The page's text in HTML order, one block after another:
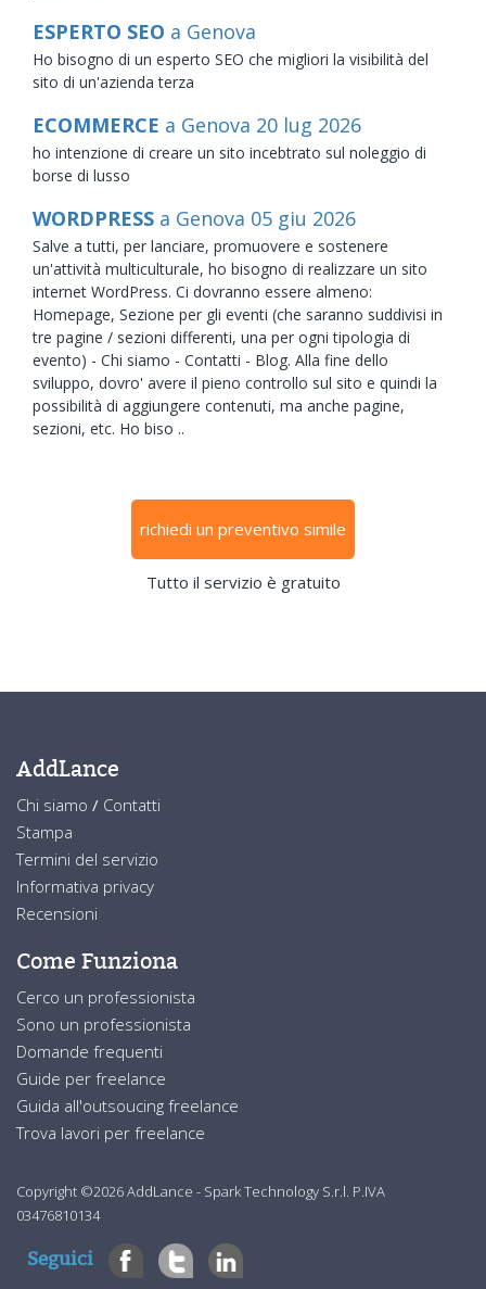
ESPERTO SEO a Genova
Ho bisogno di un esperto SEO che migliori la visibilità del
sito di un'azienda terza
ECOMMERCE a Genova 20 lug 2026
ho intenzione di creare un sito incebtrato sul noleggio di
borse di lusso
WORDPRESS a Genova 05 giu 2026
Salve a tutti, per lanciare, promuovere e sostenere
un'attività multiculturale, ho bisogno di realizzare un sito
internet WordPress. Ci dovranno essere almeno:
Homepage, Sezione per gli eventi (che saranno suddivisi in
tre pagine / sezioni differenti, una per ogni tipologia di
evento) - Chi siamo - Contatti - Blog. Alla fine dello
sviluppo, dovro' avere il pieno controllo sul sito e quindi la
possibilità di aggiungere contenuti, ma anche pagine,
sezioni, etc. Ho biso ..
richiedi un preventivo simile
Tutto il servizio è gratuito
AddLance
Chi siamo / Contatti
Stampa
Termini del servizio
Informativa privacy
Recensioni
Come Funziona
Cerco un professionista
Sono un professionista
Domande frequenti
Guide per freelance
Guida all'outsoucing freelance
Trova lavori per freelance
Copyright ©2026 AddLance - Spark Technology S.r.l. P.IVA
03476810134
Seguici